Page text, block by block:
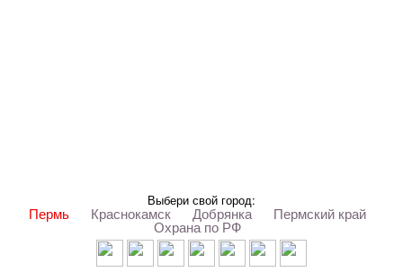
Выбери свой город:
Пермь Краснокамск Добрянка Пермский край
Охрана по РФ